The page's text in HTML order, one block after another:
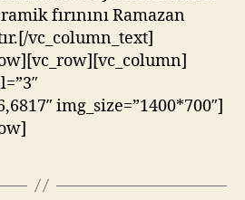
fırınını Ramazan
vc_column_text]
img_size=”1400*700″]